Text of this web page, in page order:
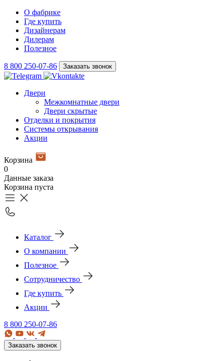
О фабрике
Где купить
Дизайнерам
Дилерам
Полезное
8 800 250-07-86 Заказать звонок
Двери
Межкомнатные двери
Двери скрытые
Отделки и покрытия
Системы открывания
Акции
Корзина
0
Данные заказа
Корзина пуста
Каталог
О компании
Полезное
Сотрудничество
Где купить
Акции
8 800 250-07-86
Заказать звонок